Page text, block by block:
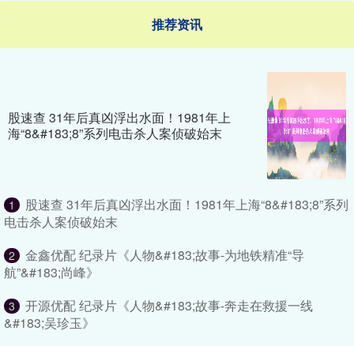
推荐资讯
股速查 31年后真凶浮出水面！1981年上
海“8&#183;8”系列电击杀人案侦破始末
1
股速查 31年后真凶浮出水面！1981年上海“8&#183;8”系列
电击杀人案侦破始末
2
金鑫优配 纪录片《人物&#183;故事-为地铁精准“导
航”&#183;尚峰》
3
开源优配 纪录片《人物&#183;故事-奔走在救援一线
&#183;吴珍玉》